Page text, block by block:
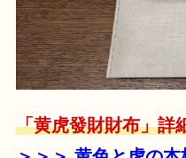
「黄虎發財財布」詳